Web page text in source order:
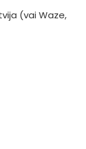
(vai Waze,